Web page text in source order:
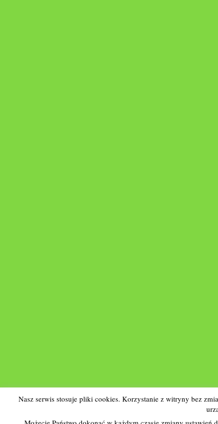
Nasz serwis stosuje pliki cookies. Korzystanie z witryny bez